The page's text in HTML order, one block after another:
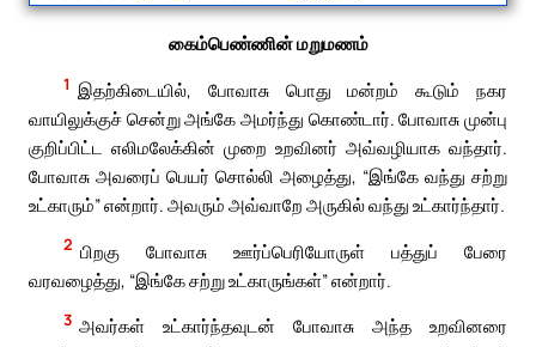
கைம்பெண்ணின் மறுமணம்
1 இதற்கிடையில், போவாசு பொது மன்றம் கூடும் நகர
வாயிலுக்குச் சென்று அங்கே அமர்ந்து கொண்டார். போவாசு முன்பு
குறிப்பிட்ட எலிமலேக்கின் முறை உறவினர் அவ்வழியாக வந்தார்.
போவாசு அவரைப் பெயர் சொல்லி அழைத்து, “இங்கே வந்து சற்று
உட்காரும்” என்றார். அவரும் அவ்வாறே அருகில் வந்து உட்கார்ந்தார்.
2 பிறகு போவாசு ஊர்ப்பெரியோருள் பத்துப் பேரை
வரவழைத்து, “இங்கே சற்று உட்காருங்கள்” என்றார்.
3 அவர்கள் உட்கார்ந்தவுடன் போவாசு அந்த உறவினரை